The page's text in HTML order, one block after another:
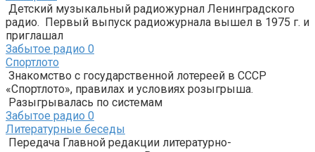
Детский музыкальный радиожурнал Ленинградского
радио. Первый выпуск радиожурнала вышел в 1975 г. и
приглашал
Забытое радио 0
Спортлото
Знакомство с государственной лотереей в СССР
«Спортлото», правилах и условиях розыгрыша.
Разыгрывалась по системам
Забытое радио 0
Литературные беседы
Передача Главной редакции литературно-